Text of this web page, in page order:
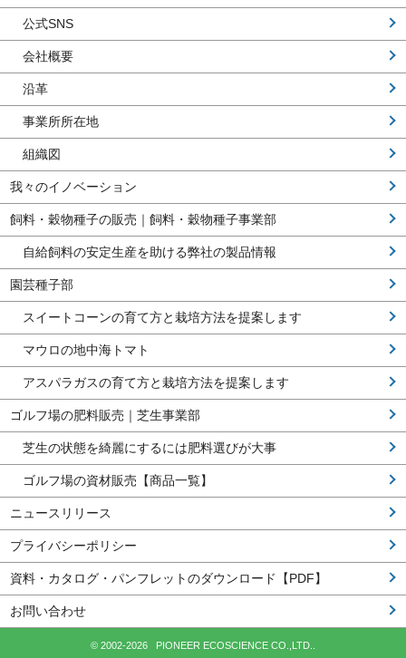
公式SNS
会社概要
沿革
事業所所在地
組織図
我々のイノベーション
飼料・穀物種子の販売｜飼料・穀物種子事業部
自給飼料の安定生産を助ける弊社の製品情報
園芸種子部
スイートコーンの育て方と栽培方法を提案します
マウロの地中海トマト
アスパラガスの育て方と栽培方法を提案します
ゴルフ場の肥料販売｜芝生事業部
芝生の状態を綺麗にするには肥料選びが大事
ゴルフ場の資材販売【商品一覧】
ニュースリリース
プライバシーポリシー
資料・カタログ・パンフレットのダウンロード【PDF】
お問い合わせ
© 2002-2026 PIONEER ECOSCIENCE CO.,LTD..